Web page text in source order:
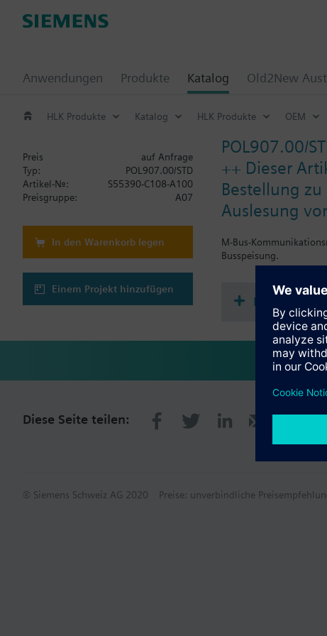
Anwendungen Produkte Katalog Old2New
HLK Produkte Katalog HLK Produkte OEM
POL907.00/
++ Dieser
Bestellung
Auslesung
M-Bus-
Busspeisung.
Preis
auf Anfrage
Typ:
POL907.00/STD
Artikel-Nr.:
S55390-C108-A100
Preisgruppe:
A07
In den Warenkorb legen
Einem Projekt hinzufügen
Dokumente
Diese Seite teilen:
© Siemens Schweiz AG 2020 Preise: unverbindliche